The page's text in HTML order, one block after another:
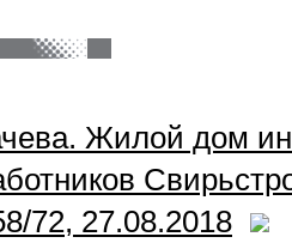
Жилой дом
72, 27.08.2018